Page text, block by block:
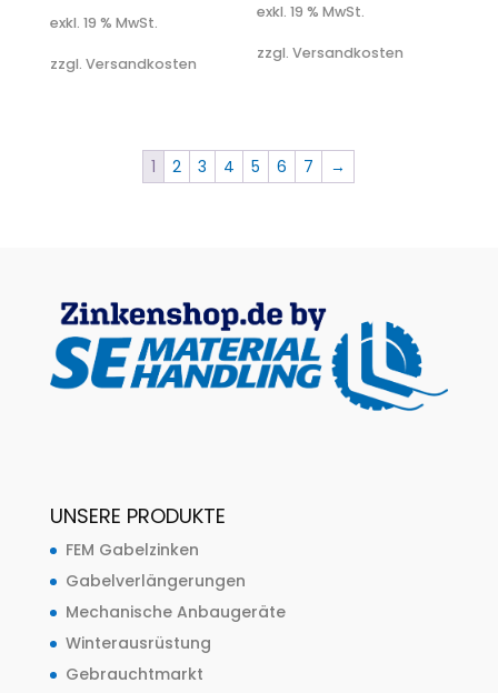
exkl. 19 % MwSt.
zzgl. Versandkosten
exkl. 19 % MwSt.
zzgl. Versandkosten
1 2 3 4 5 6 7 →
UNSERE PRODUKTE
FEM Gabelzinken
Gabelverlängerungen
Mechanische Anbaugeräte
Winterausrüstung
Gebrauchtmarkt